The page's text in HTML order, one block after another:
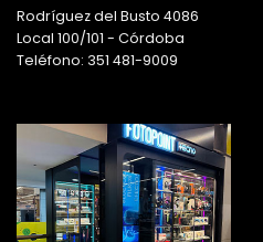
Rodríguez del Busto 4086
Local 100/101 - Córdoba
Teléfono: 351 481-9009